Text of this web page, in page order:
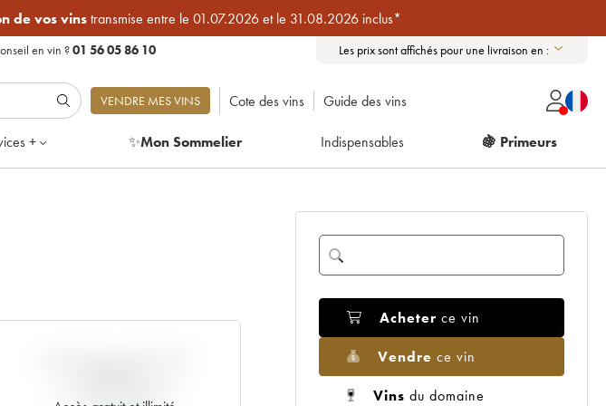
de vos vinstransmise entre le 01.07.2026 et le 31.08.2026 inclus*
en vin ?01 56 05 86 10 Les prix sont affichés pour une livraison en :
VENDRE MES VINS Cote des vins Guide des vins
+ ✨Mon Sommelier Indispensables 🍇 Primeurs
Acheter ce vin
Vendre ce vin
Vins du domaine